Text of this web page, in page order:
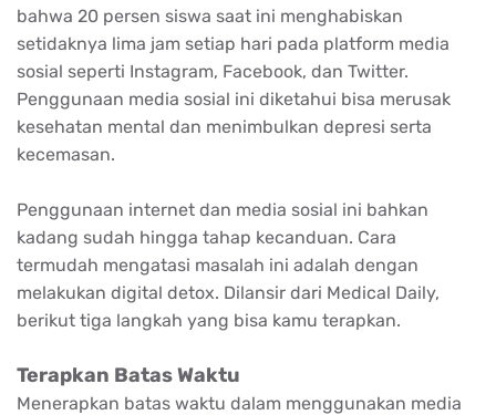
bahwa 20 persen siswa saat ini menghabiskan
setidaknya lima jam setiap hari pada platform media
sosial seperti Instagram, Facebook, dan Twitter.
Penggunaan media sosial ini diketahui bisa merusak
kesehatan mental dan menimbulkan depresi serta
kecemasan.
Penggunaan internet dan media sosial ini bahkan
kadang sudah hingga tahap kecanduan. Cara
termudah mengatasi masalah ini adalah dengan
melakukan digital detox. Dilansir dari Medical Daily,
berikut tiga langkah yang bisa kamu terapkan.
Terapkan Batas Waktu
Menerapkan batas waktu dalam menggunakan media